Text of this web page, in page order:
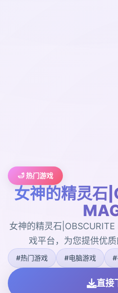
🛁 热门游戏
女神的精灵石
女神的精灵石
戏平台，为您提供优质
#热门游戏 #电脑游戏 #
直接